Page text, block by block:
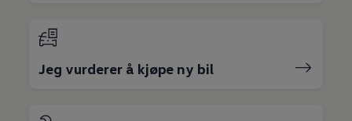
Jeg vurderer å kjøpe ny bil